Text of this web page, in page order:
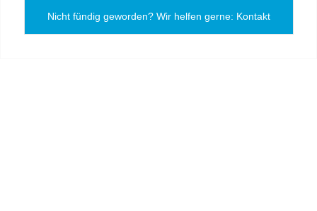
Nicht fündig geworden? Wir helfen gerne: Kontakt